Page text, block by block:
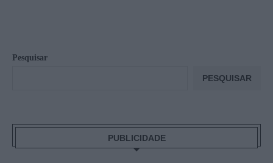
Pesquisar
PESQUISAR
PUBLICIDADE